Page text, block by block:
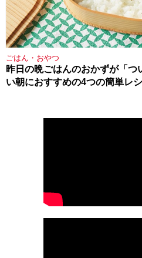
ごはん・おやつ
昨日の晩ごはんのおかずが「つ
い朝におすすめの4つの簡単レ